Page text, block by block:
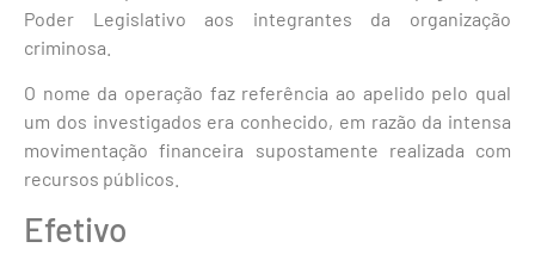
Poder Legislativo aos integrantes da organização
criminosa.
O nome da operação faz referência ao apelido pelo qual
um dos investigados era conhecido, em razão da intensa
movimentação financeira supostamente realizada com
recursos públicos.
Efetivo